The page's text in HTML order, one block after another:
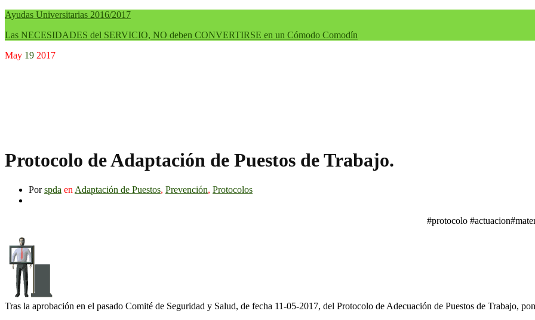
Ayudas Universitarias 2016/2017
Las NECESIDADES del SERVICIO, NO deben CONVERTIRSE en un Cómodo Comodín
May 19 2017
Protocolo de Adaptación de Puestos de Trabajo.
Porspda en Adaptación de Puestos, Prevención, Protocolos
#protocolo
Tras la aprobación en el pasado Comité de Seguridad y Salud, de fecha 11-05-2017, del Protocolo de Adecuación de Puestos de Trabajo,